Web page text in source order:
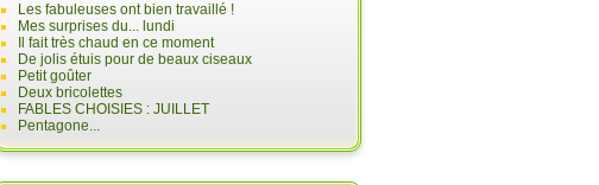
Les fabuleuses ont bien travaillé !
Mes surprises du... lundi
Il fait très chaud en ce moment
De jolis étuis pour de beaux ciseaux
Petit goûter
Deux bricolettes
FABLES CHOISIES : JUILLET
Pentagone...